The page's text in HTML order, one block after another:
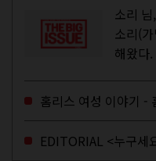
소리
소리(
해왔다
고, 저
를 하
홈리스 여성 이야기 -
EDITORIAL <누구세